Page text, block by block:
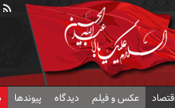
اقتصاد عکس و فیلم دیدگاه پیوندها